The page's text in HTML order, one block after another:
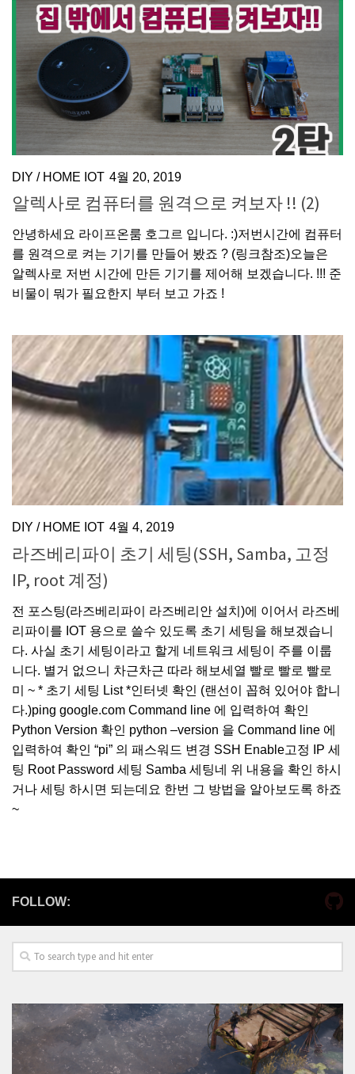
DIY / HOME IOT 4월 20, 2019
알렉사로 컴퓨터를 원격으로 켜보자 !! (2)
안녕하세요 라이프온룸 호그르 입니다. :)저번시간에 컴퓨터
를 원격으로 켜는 기기를 만들어 봤죠 ? (링크참조)오늘은
알렉사로 저번 시간에 만든 기기를 제어해 보겠습니다. !!! 준
비물이 뭐가 필요한지 부터 보고 가죠 !
DIY / HOME IOT 4월 4, 2019
라즈베리파이 초기 세팅(SSH, Samba, 고정
IP, root 계정)
전 포스팅(라즈베리파이 라즈베리안 설치)에 이어서 라즈베
리파이를 IOT 용으로 쓸수 있도록 초기 세팅을 해보겠습니
다. 사실 초기 세팅이라고 할게 네트워크 세팅이 주를 이룹
니다. 별거 없으니 차근차근 따라 해보세열 빨로 빨로 빨로
미 ~ * 초기 세팅 List *인터넷 확인 (랜선이 꼽혀 있어야 합니
다.)ping google.com Command line 에 입력하여 확인
Python Version 확인 python –version 을 Command line 에
입력하여 확인 “pi” 의 패스워드 변경 SSH Enable고정 IP 세
팅 Root Password 세팅 Samba 세팅네 위 내용을 확인 하시
거나 세팅 하시면 되는데요 한번 그 방법을 알아보도록 하죠
~
FOLLOW: